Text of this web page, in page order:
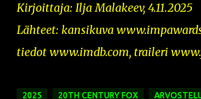
Kirjoittaja: Ilja Malakeev, 4.11.2025
Lähteet: kansikuva
tiedot www.imdb.com, traileri
2025 20TH CENTURY FOX